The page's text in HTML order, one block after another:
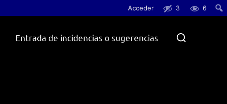
Acceder 3
6
Entrada de incidencias o sugerencias
Buscar: